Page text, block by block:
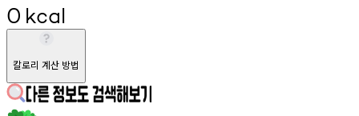
0 kcal
칼로리 계산 방법